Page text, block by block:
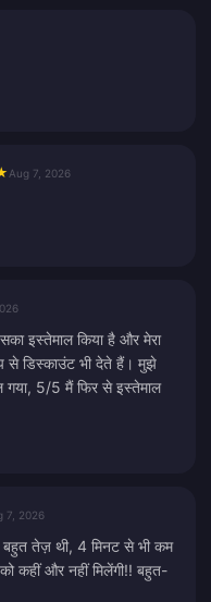
Aug 7, 2026
इस्तेमाल किया है और मेरा
से डिस्काउंट भी देते हैं। मुझे
गया, 5/5 मैं फिर से इस्तेमाल
7, 2026
बहुत तेज़ थी, 4 मिनट से भी कम
कहीं और नहीं मिलेंगी!! बहुत-